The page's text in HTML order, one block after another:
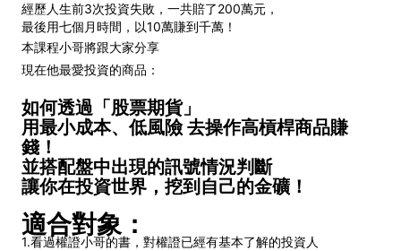
經歷人生前3次投資失敗，一共賠了200萬元，
最後用七個月時間，以10萬賺到千萬！
本課程小哥將跟大家分享
現在他最愛投資的商品：
如何透過「股票期貨」
用最小成本、低風險 去操作高槓桿商品賺
錢！
並搭配盤中出現的訊號情況判斷
讓你在投資世界，挖到自己的金礦！
適合對象：
1.看過權證小哥的書，對權證已經有基本了解的投資人